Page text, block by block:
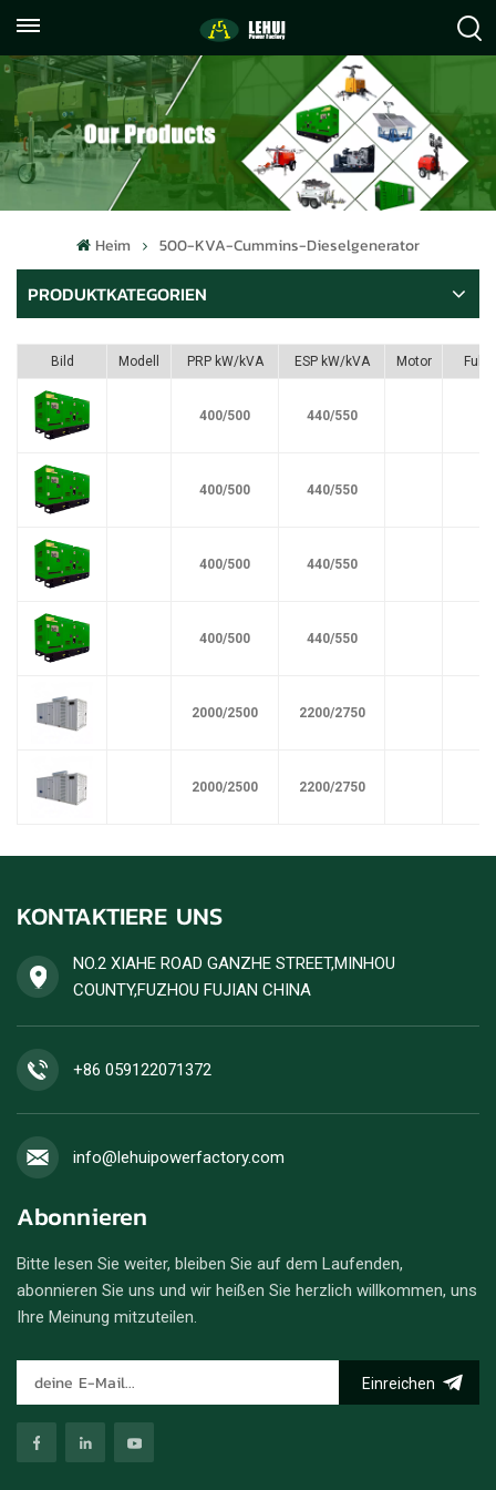
059122071372
info@lehuipowerfactory.com
Heim 500-KVA-Cummins-Dieselgenerator
PRODUKTKATEGORIEN
Bild Modell PRP kW/kVA ESP kW/kVA Motor Fule
400/500 440/550
400/500 440/550
400/500 440/550
400/500 440/550
2000/2500 2200/2750
2000/2500 2200/2750
KONTAKTIERE UNS
NO.2 XIAHE ROAD GANZHE STREET,MINHOU
COUNTY,FUZHOU FUJIAN CHINA
+86 059122071372
info@lehuipowerfactory.com
Abonnieren
Bitte lesen Sie weiter, bleiben Sie auf dem Laufenden,
abonnieren Sie uns und wir heißen Sie herzlich willkommen, uns
Ihre Meinung mitzuteilen.
Einreichen